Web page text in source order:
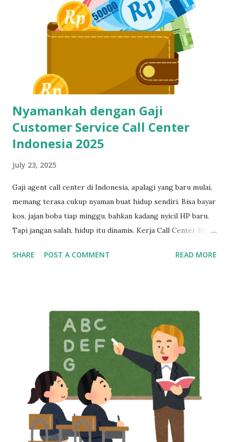
yang gaptek sekalipun. Kenapa Skill Mengetik Itu Penting
Buat CS dan Job Online Lainnya? Di dunia kerja digital
sekarang, kecepatan dan ketepatan adalah segalanya. Gak
cuma buat call center, tapi juga buat virtual assistant, admin
remote, customer service e-commerce, bahkan freelance
data entry. Semuanya butuh skil...
Nyamankah dengan Gaji
Customer Service Call Center
Indonesia 2025
July 23, 2025
Gaji agent call center di Indonesia, apalagi yang baru mulai,
memang terasa cukup nyaman buat hidup sendiri. Bisa bayar
kos, jajan boba tiap minggu, bahkan kadang nyicil HP baru.
Tapi jangan salah, hidup itu dinamis. Kerja Call Center Bisa
dari itu, kalau sekarang masih betah kerja sebagai customer
Raya” Tahun 2013, seorang anak muda umur 20 tahun kerja
di mall, dibayar cuma per hari. Bisa dibilang pas-pasan buat
sekadar bertahan hidup. Tapi semuanya berubah waktu dia
pindah ke dunia call center. Begitu terima gaji pertamanya,
rasanya kayak menang undian. Pendapatannya langsung naik
dua kali lipat. Rasanya hidup jadi lebih cerah. Tapi cerita gak
berhenti di sana. Gaji besar di awal bisa bikin terlena.
Banyak yang merasa cukup, padahal tantangan hidup ma...
SHARE POST A COMMENT READ MORE